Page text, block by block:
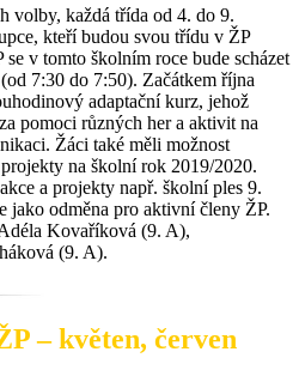
volby, každá třída od 4. do 9.
kteří budou svou třídu v ŽP
se v tomto školním roce bude scházet
7:30 do 7:50). Začátkem října
adaptační kurz, jehož
pomoci různých her a aktivit na
Žáci také měli možnost
na školní rok 2019/2020.
a projekty např. školní ples 9.
jako odměna pro aktivní členy ŽP.
Kovaříková (9. A),
(9. A).
– květen, červen